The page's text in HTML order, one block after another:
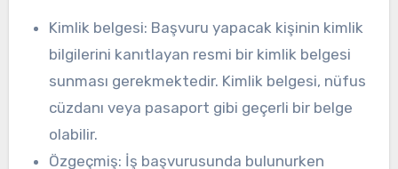
Kimlik belgesi: Başvuru yapacak kişinin kimlik
bilgilerini kanıtlayan resmi bir kimlik belgesi
sunması gerekmektedir. Kimlik belgesi, nüfus
cüzdanı veya pasaport gibi geçerli bir belge
olabilir.
Özgeçmiş: İş başvurusunda bulunurken